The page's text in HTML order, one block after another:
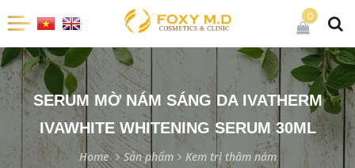
0
SERUM MỜ NÁM SÁNG DA IVATHERM
IVAWHITE WHITENING SERUM 30ML
Home Sản phẩm Kem trị thâm nám